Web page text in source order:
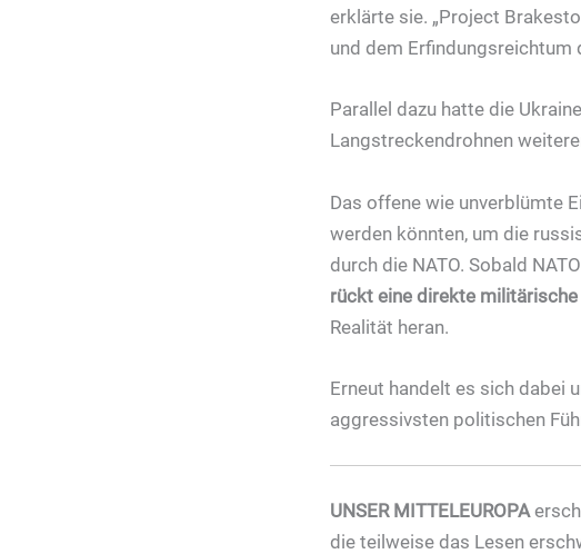
erklärte sie. „Project
und dem Erfindungsreichtum
Parallel dazu hatte die
Langstreckendrohnen
Das offene wie unverblümte
werden könnten, um die
durch die NATO. Sobald
rückt eine direkte
Realität heran.
Erneut handelt es sich dabei
aggressivsten politischen
UNSER MITTELEUROPA
die teilweise das Lesen